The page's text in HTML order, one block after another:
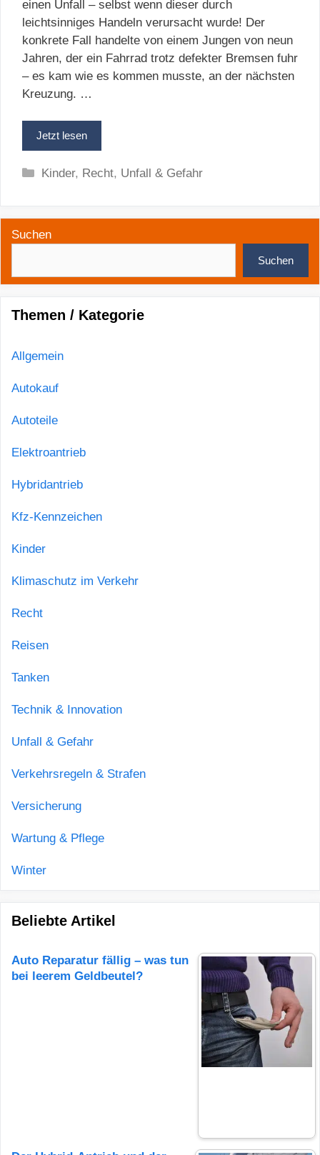
einen Unfall – selbst wenn dieser durch
leichtsinniges Handeln verursacht wurde! Der
konkrete Fall handelte von einem Jungen von neun
Jahren, der ein Fahrrad trotz defekter Bremsen fuhr
– es kam wie es kommen musste, an der nächsten
Kreuzung. …
Jetzt lesen
Kategorien
Kinder, Recht, Unfall & Gefahr
Suchen
Suchen
Themen / Kategorie
Allgemein
Autokauf
Autoteile
Elektroantrieb
Hybridantrieb
Kfz-Kennzeichen
Kinder
Klimaschutz im Verkehr
Recht
Reisen
Tanken
Technik & Innovation
Unfall & Gefahr
Verkehrsregeln & Strafen
Versicherung
Wartung & Pflege
Winter
Beliebte Artikel
Auto Reparatur fällig – was tun
bei leerem Geldbeutel?